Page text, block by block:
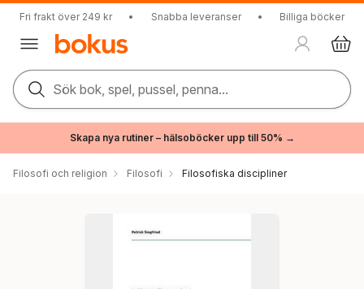
Fri frakt över 249 kr • Snabba leveranser • Billiga böcker
Sök bok, spel, pussel, penna...
Skapa nya rutiner – hälsoböcker upp till 50% →
Filosofi och religion Filosofi Filosofiska discipliner